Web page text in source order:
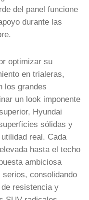
del panel funcione
durante las
optimizar su
en trialeras,
los grandes
un look imponente
Hyundai
sólidas y
real. Cada
hasta el techo
ambiciosa
serios, consolidando
resistencia y